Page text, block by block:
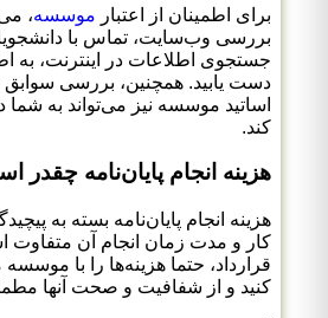
برای اطمینان از اعتبار موسسه،
بررسی وب‌سایت، تماس با
جستجوی اطلاعات در اینترنت، به
دست یابید. همچنین، بررسی
اساتید موسسه نیز می‌تواند به شما
کند.
هزینه انجام پایان‌نامه چقدر
هزینه انجام پایان‌نامه بسته به
کار و مدت زمان انجام آن متفاوت
قرارداد، حتما هزینه‌ها را با
کنید و از شفافیت و صحت آنها